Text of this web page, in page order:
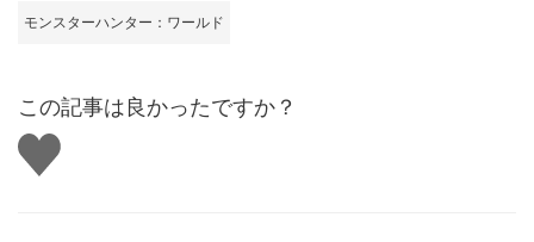
モンスターハンター：ワールド
この記事は良かったですか？
い
い